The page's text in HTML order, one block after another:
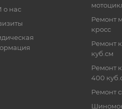
нас
Ремонт
кросс
Ремонт
куб.см
Ремонт
400
Ремонт